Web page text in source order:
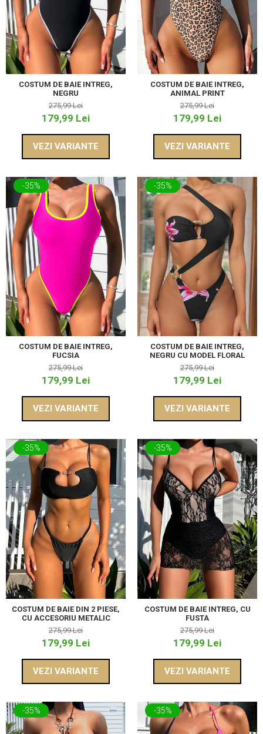
COSTUM DE BAIE INTREG,
NEGRU
275,99 Lei
179,99 Lei
VEZI VARIANTE
COSTUM DE BAIE INTREG,
ANIMAL PRINT
275,99 Lei
179,99 Lei
VEZI VARIANTE
-35%
COSTUM DE BAIE INTREG,
FUCSIA
275,99 Lei
179,99 Lei
VEZI VARIANTE
-35%
COSTUM DE BAIE INTREG,
NEGRU CU MODEL FLORAL
275,99 Lei
179,99 Lei
VEZI VARIANTE
-35%
COSTUM DE BAIE DIN 2 PIESE,
CU ACCESORIU METALIC
275,99 Lei
179,99 Lei
VEZI VARIANTE
-35%
COSTUM DE BAIE INTREG, CU
FUSTA
275,99 Lei
179,99 Lei
VEZI VARIANTE
-35% -35%